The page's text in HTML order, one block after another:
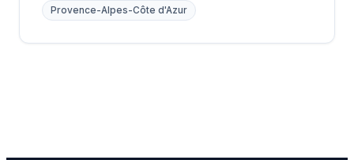
Provence-Alpes-Côte d'Azur